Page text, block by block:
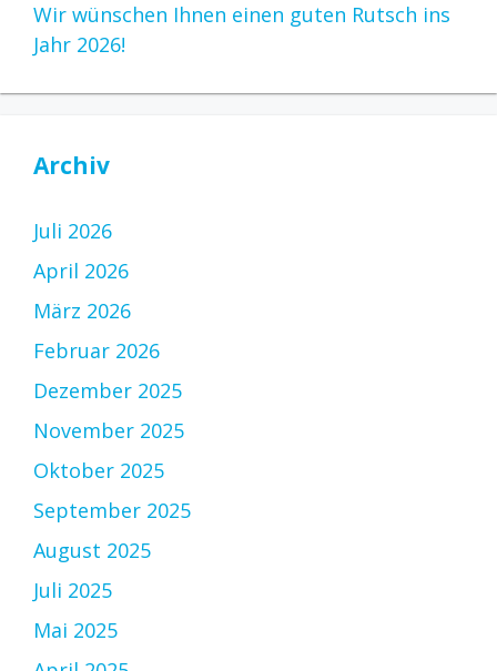
Wir wünschen Ihnen einen guten Rutsch ins
Jahr 2026!
Archiv
Juli 2026
April 2026
März 2026
Februar 2026
Dezember 2025
November 2025
Oktober 2025
September 2025
August 2025
Juli 2025
Mai 2025